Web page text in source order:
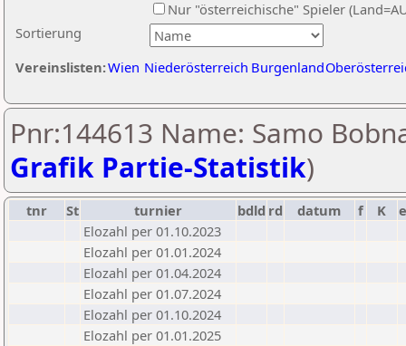
Sortierung
Nur "österreichische" Spieler
Vereinslisten:Wien Niederösterreich Burgenland
Pnr:144613 Name: Samo
Grafik Partie-Statistik)
tnr St turnier bdld rd datum f K
Elozahl per 01.10.2023
Elozahl per 01.01.2024
Elozahl per 01.04.2024
Elozahl per 01.07.2024
Elozahl per 01.10.2024
Elozahl per 01.01.2025